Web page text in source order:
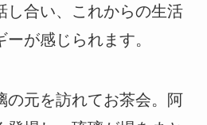
し合い、これからの生活
が感じられます。
の元を訪れてお茶会。阿